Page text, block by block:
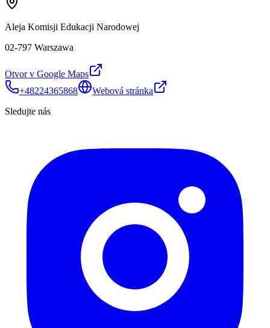
Aleja Komisji Edukacji Narodowej
02-797 Warszawa
Otvor v Google Maps
+48224365868
Webová stránka
Sledujte nás